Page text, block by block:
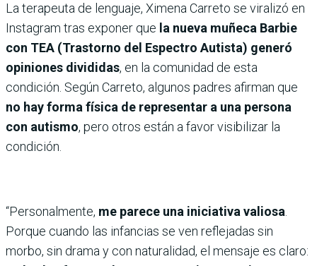
La terapeuta de lenguaje, Ximena Carreto se viralizó en
Instagram tras exponer que la nueva muñeca Barbie
con TEA (Trastorno del Espectro Autista) generó
opiniones divididas, en la comunidad de esta
condición. Según Carreto, algunos padres afirman que
no hay forma física de representar a una persona
con autismo, pero otros están a favor visibilizar la
condición.
“Personalmente, me parece una iniciativa valiosa
Porque cuando las infancias se ven reflejadas sin
morbo, sin drama y con naturalidad, el mensaje es claro: